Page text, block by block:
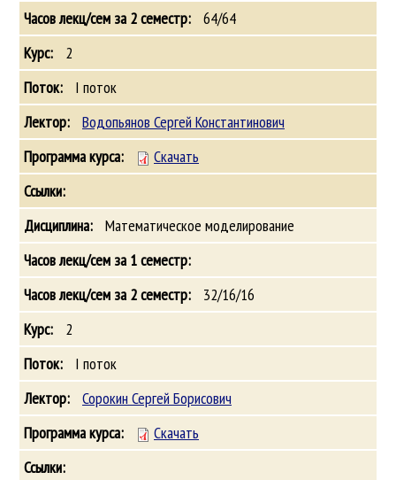
64/64
2
I поток
Водопьянов Сергей Константинович
Скачать
Математическое моделирование
32/16/16
2
I поток
Сорокин Сергей Борисович
Скачать